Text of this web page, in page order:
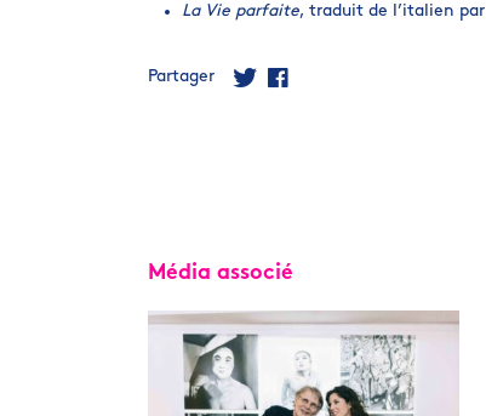
La Vie parfaite, traduit de l’italien par
Partager
Média associé